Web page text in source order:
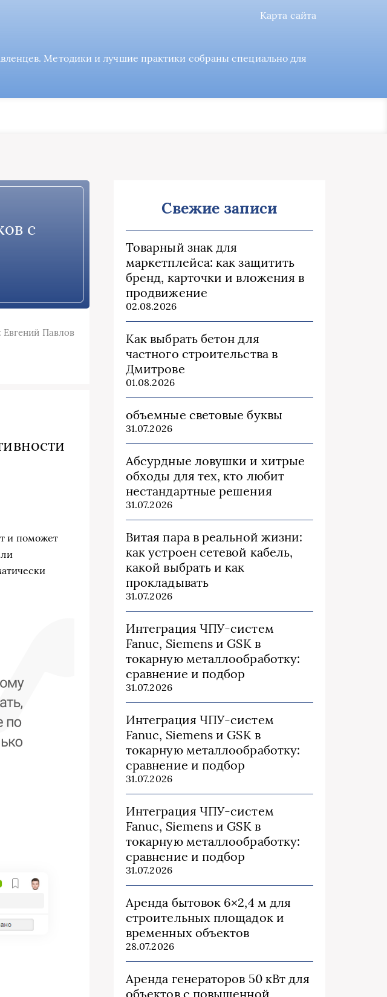
Карта сайта
Методики и лучшие практики собраны специально для
с
Евгений Павлов
и поможет
Свежие записи
Товарный знак для
маркетплейса: как защитить
бренд, карточки и вложения в
продвижение
02.08.2026
Как выбрать бетон для
частного строительства в
Дмитрове
01.08.2026
объемные световые буквы
31.07.2026
Абсурдные ловушки и хитрые
обходы для тех, кто любит
нестандартные решения
31.07.2026
Витая пара в реальной жизни:
как устроен сетевой кабель,
какой выбрать и как
прокладывать
31.07.2026
Интеграция ЧПУ-систем
Fanuc, Siemens и GSK в
токарную металлообработку:
сравнение и подбор
31.07.2026
Интеграция ЧПУ-систем
Fanuc, Siemens и GSK в
токарную металлообработку:
сравнение и подбор
31.07.2026
Интеграция ЧПУ-систем
Fanuc, Siemens и GSK в
токарную металлообработку:
сравнение и подбор
31.07.2026
Аренда бытовок 6×2,4 м для
строительных площадок и
временных объектов
28.07.2026
Аренда генераторов 50 кВт для
объектов с повышенной